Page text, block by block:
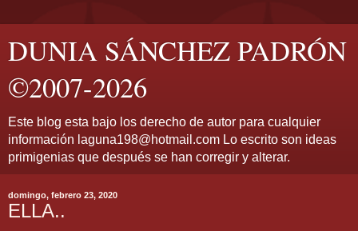
DUNIA SÁNCHEZ PADRÓN
©2007-2026
Este blog esta bajo los derecho de autor para cualquier
información laguna198@hotmail.com Lo escrito son ideas
primigenias que después se han corregir y alterar.
domingo, febrero 23, 2020
ELLA..